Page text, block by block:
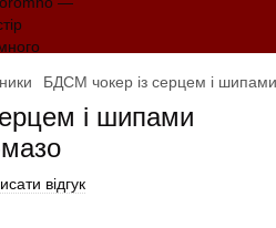
БДСМ чокер із серцем і
і шипами
відгук